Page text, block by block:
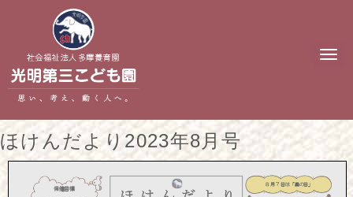
N
t
ほけんだより2023年8月号